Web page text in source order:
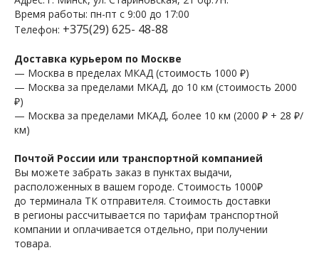
Время работы: пн-пт с 9:00 до 17:00
Телефон: +375(29) 625- 48-88
Доставка курьером по Москве
— Москва в пределах МКАД (стоимость 1000 ₽)
— Москва за пределами МКАД, до 10 км (стоимость 2000
₽)
— Москва за пределами МКАД, более 10 км (2000 ₽ + 28 ₽/
км)
Почтой России или транспортной компанией
Вы можете забрать заказ в пунктах выдачи,
расположенных в вашем городе. Стоимость 1000₽
до терминала ТК отправителя. Стоимость доставки
в регионы рассчитывается по тарифам транспортной
компании и оплачивается отдельно, при получении
товара.